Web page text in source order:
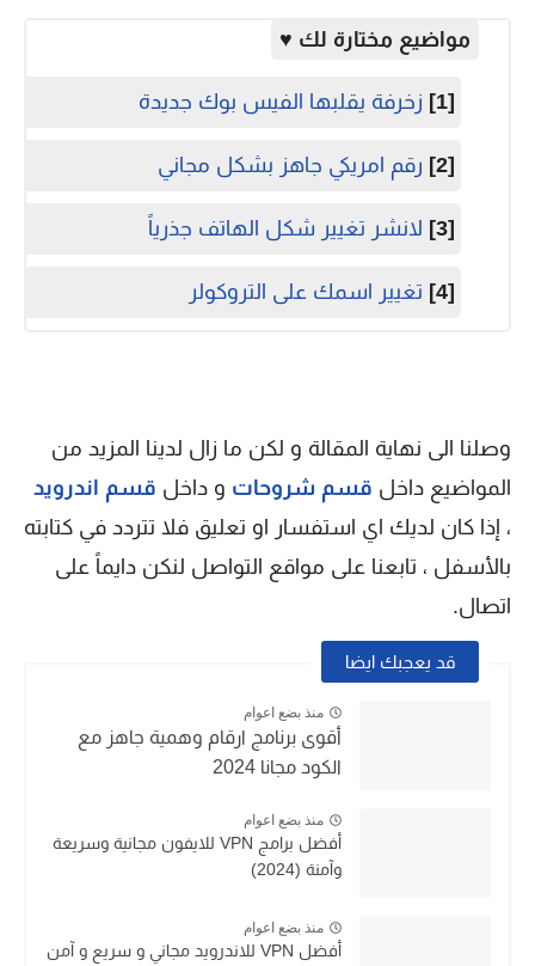
مواضيع مختارة لك ♥
[1] زخرفة يقلبها الفيس بوك جديدة
[2] رقم امريكي جاهز بشكل مجاني
[3] لانشر تغيير شكل الهاتف جذرياً
[4] تغيير اسمك على التروكولر
وصلنا الى نهاية المقالة و لكن ما زال لدينا المزيد من
المواضيع داخل قسم شروحات و داخل قسم اندرويد
، إذا كان لديك اي استفسار او تعليق فلا تتردد في كتابته
بالأسفل ، تابعنا على مواقع التواصل لنكن دايماً على
اتصال.
قد يعجبك ايضا
منذ بضع اعوام
أقوى برنامج ارقام وهمية جاهز مع
الكود مجانا 2024
منذ بضع اعوام
أفضل برامج VPN للايفون مجانية وسريعة
وآمنة (2024)
منذ بضع اعوام
أفضل VPN للاندرويد مجاني و سريع و آمن